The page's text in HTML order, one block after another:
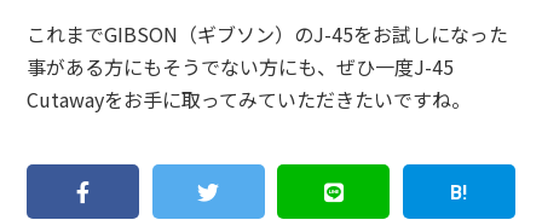
これまでGIBSON（ギブソン）のJ-45をお試しになった
事がある方にもそうでない方にも、ぜひ一度J-45
Cutawayをお手に取ってみていただきたいですね。